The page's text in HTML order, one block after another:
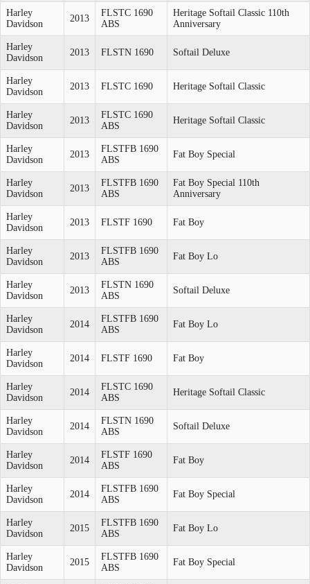
Harley
Davidson
2013
FLSTC 1690
ABS
Heritage Softail Classic 110th
Anniversary
Harley
Davidson
2013 FLSTN 1690 Softail Deluxe
Harley
Davidson
2013 FLSTC 1690 Heritage Softail Classic
Harley
Davidson
2013
FLSTC 1690
ABS
Heritage Softail Classic
Harley
Davidson
2013
FLSTFB 1690
ABS
Fat Boy Special
Harley
Davidson
2013
FLSTFB 1690
ABS
Fat Boy Special 110th
Anniversary
Harley
Davidson
2013 FLSTF 1690 Fat Boy
Harley
Davidson
2013
FLSTFB 1690
ABS
Fat Boy Lo
Harley
Davidson
2013
FLSTN 1690
ABS
Softail Deluxe
Harley
Davidson
2014
FLSTFB 1690
ABS
Fat Boy Lo
Harley
Davidson
2014 FLSTF 1690 Fat Boy
Harley
Davidson
2014
FLSTC 1690
ABS
Heritage Softail Classic
Harley
Davidson
2014
FLSTN 1690
ABS
Softail Deluxe
Harley
Davidson
2014
FLSTF 1690
ABS
Fat Boy
Harley
Davidson
2014
FLSTFB 1690
ABS
Fat Boy Special
Harley
Davidson
2015
FLSTFB 1690
ABS
Fat Boy Lo
Harley
Davidson
2015
FLSTFB 1690
ABS
Fat Boy Special